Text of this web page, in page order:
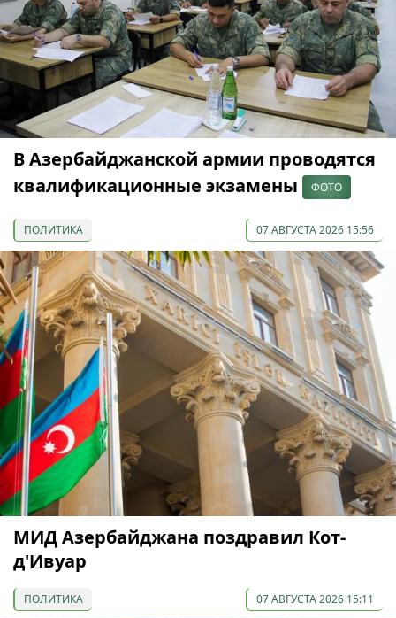
В Азербайджанской армии проводятся
квалификационные экзамены
ФОТО
ПОЛИТИКА 07 АВГУСТА 2026 15:56
МИД Азербайджана поздравил Кот-
д'Ивуар
ПОЛИТИКА 07 АВГУСТА 2026 15:11